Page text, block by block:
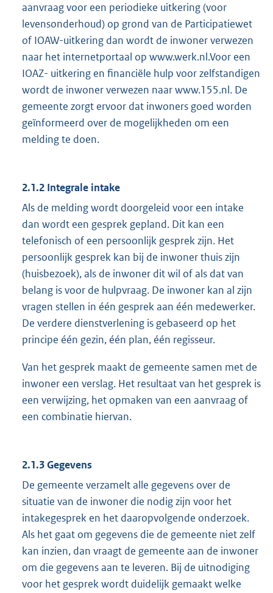
aanvraag voor een periodieke uitkering (voor
levensonderhoud) op grond van de Participatiewet
of IOAW-uitkering dan wordt de inwoner verwezen
naar het internetportaal op www.werk.nl.Voor een
IOAZ- uitkering en financiële hulp voor zelfstandigen
wordt de inwoner verwezen naar www.155.nl. De
gemeente zorgt ervoor dat inwoners goed worden
geïnformeerd over de mogelijkheden om een
melding te doen.
2.1.2 Integrale intake
Als de melding wordt doorgeleid voor een intake
dan wordt een gesprek gepland. Dit kan een
telefonisch of een persoonlijk gesprek zijn. Het
persoonlijk gesprek kan bij de inwoner thuis zijn
(huisbezoek), als de inwoner dit wil of als dat van
belang is voor de hulpvraag. De inwoner kan al zijn
vragen stellen in één gesprek aan één medewerker.
De verdere dienstverlening is gebaseerd op het
principe één gezin, één plan, één regisseur.
Van het gesprek maakt de gemeente samen met de
inwoner een verslag. Het resultaat van het gesprek is
een verwijzing, het opmaken van een aanvraag of
een combinatie hiervan.
2.1.3 Gegevens
De gemeente verzamelt alle gegevens over de
situatie van de inwoner die nodig zijn voor het
intakegesprek en het daaropvolgende onderzoek.
Als het gaat om gegevens die de gemeente niet zelf
kan inzien, dan vraagt de gemeente aan de inwoner
om die gegevens aan te leveren. Bij de uitnodiging
voor het gesprek wordt duidelijk gemaakt welke